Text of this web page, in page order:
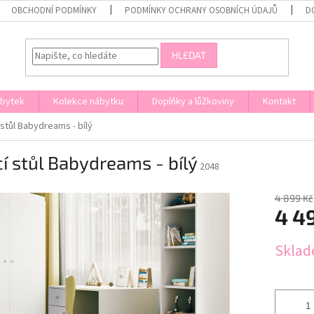
OBCHODNÍ PODMÍNKY PODMÍNKY OCHRANY OSOBNÍCH ÚDAJŮ
HLEDAT
Kolekce nábytku Doplňky a lůžkoviny Kontakt
Babydreams - bílý
stůl Babydreams - bílý 2048
4 899 Kč
4
cena: